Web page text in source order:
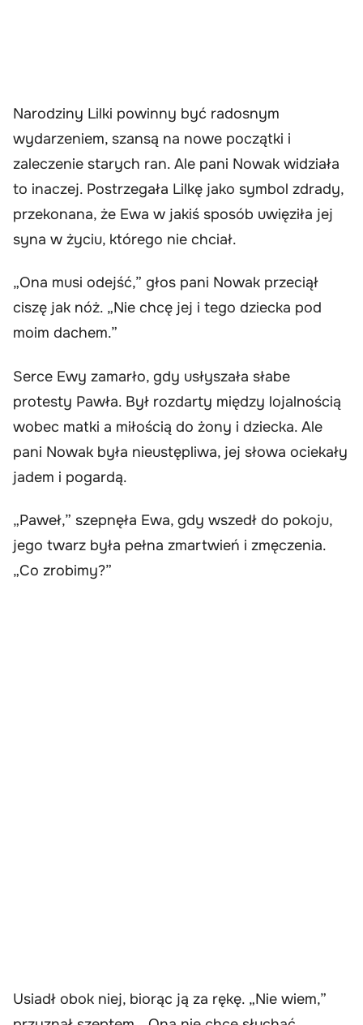
Narodziny Lilki powinny być radosnym
wydarzeniem, szansą na nowe początki i
zaleczenie starych ran. Ale pani Nowak widziała
to inaczej. Postrzegała Lilkę jako symbol zdrady,
przekonana, że Ewa w jakiś sposób uwięziła jej
syna w życiu, którego nie chciał.
„Ona musi odejść,” głos pani Nowak przeciął
ciszę jak nóż. „Nie chcę jej i tego dziecka pod
moim dachem.”
Serce Ewy zamarło, gdy usłyszała słabe
protesty Pawła. Był rozdarty między lojalnością
wobec matki a miłością do żony i dziecka. Ale
pani Nowak była nieustępliwa, jej słowa ociekały
jadem i pogardą.
„Paweł,” szepnęła Ewa, gdy wszedł do pokoju,
jego twarz była pełna zmartwień i zmęczenia.
„Co zrobimy?”
Usiadł obok niej, biorąc ją za rękę. „Nie wiem,”